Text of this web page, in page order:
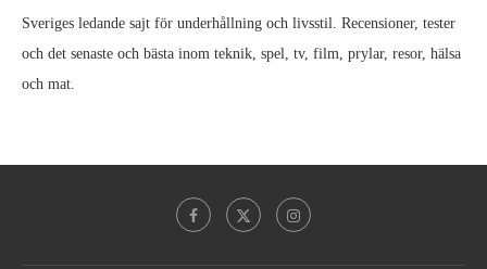
Sveriges ledande sajt för underhållning och livsstil. Recensioner, tester
och det senaste och bästa inom teknik, spel, tv, film, prylar, resor, hälsa
och mat.